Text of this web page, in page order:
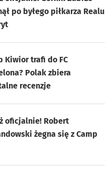
po byłego piłkarza Realu
Kiwior trafi do FC
Polak zbiera
recenzje
oficjalnie! Robert
żegna się z Camp